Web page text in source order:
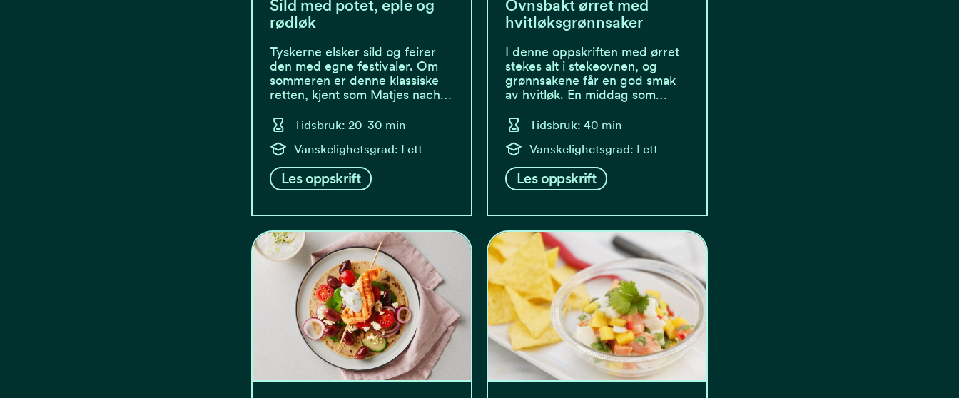
Sild med potet, eple og
rødløk
Tyskerne elsker sild og feirer
den med egne festivaler. Om
sommeren er denne klassiske
retten, kjent som Matjes nach…
Tidsbruk: 20-30 min
Vanskelighetsgrad: Lett
Les oppskrift
Ovnsbakt ørret med
hvitløksgrønnsaker
I denne oppskriften med ørret
stekes alt i stekeovnen, og
grønnsakene får en god smak
av hvitløk. En middag som…
Tidsbruk: 40 min
Vanskelighetsgrad: Lett
Les oppskrift